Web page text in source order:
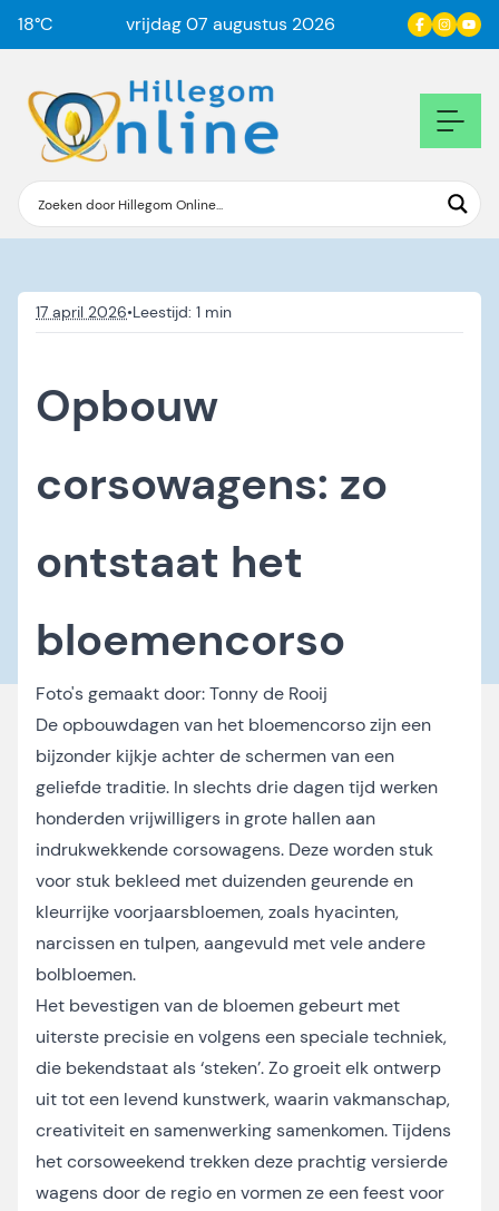
18°C vrijdag 07 augustus 2026
17 april 2026•
Opbouw
corsowagens: zo
ontstaat het
bloemencorso
Foto's gemaakt door:Tonny de Rooij
De opbouwdagen van het bloemencorso zijn een
bijzonder kijkje achter de schermen van een
geliefde traditie. In slechts drie dagen tijd werken
honderden vrijwilligers in grote hallen aan
indrukwekkende corsowagens. Deze worden stuk
voor stuk bekleed met duizenden geurende en
kleurrijke voorjaarsbloemen, zoals hyacinten,
narcissen en tulpen, aangevuld met vele andere
bolbloemen.
Het bevestigen van de bloemen gebeurt met
uiterste precisie en volgens een speciale techniek,
die bekendstaat als ‘steken’. Zo groeit elk ontwerp
uit tot een levend kunstwerk, waarin vakmanschap,
creativiteit en samenwerking samenkomen. Tijdens
het corsoweekend trekken deze prachtig versierde
wagens door de regio en vormen ze een feest voor